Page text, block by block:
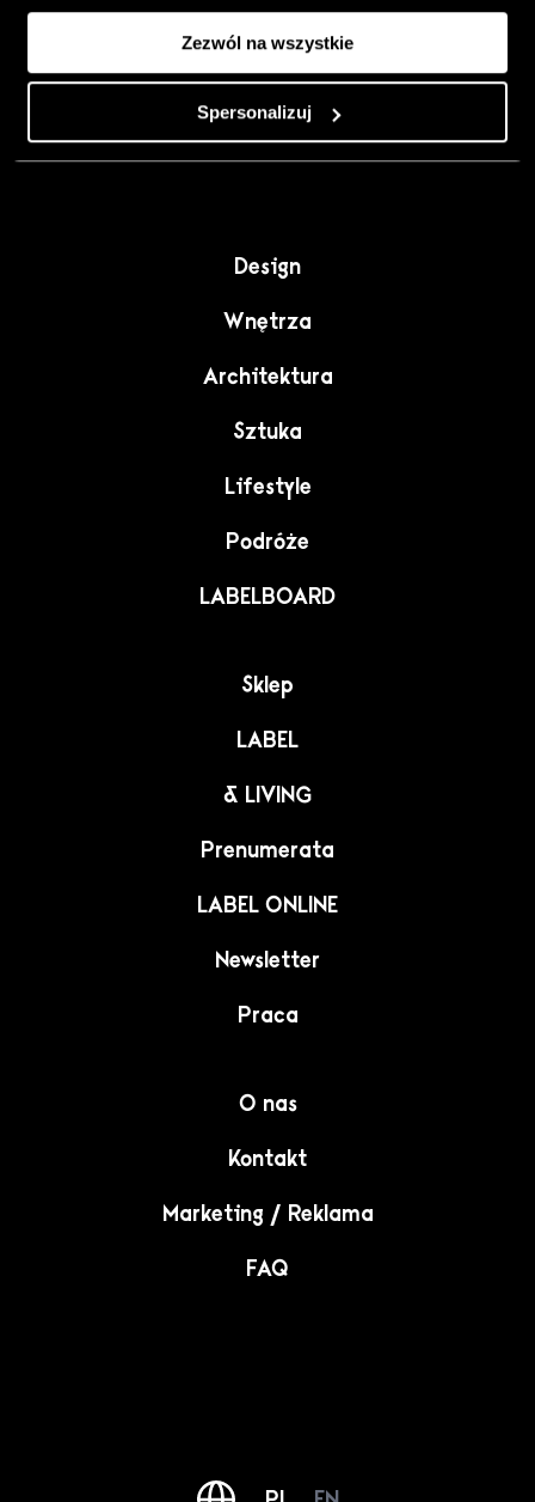
Zezwól na wszystkie
Spersonalizuj
rzemiosło jako
punkt wyjścia
do wnętrz
pełnych
charakteru”.
Design
Wnętrza
Architektura
Sztuka
Lifestyle
Podróże
LABELBOARD
Sklep
LABEL
& LIVING
Prenumerata
LABEL ONLINE
Newsletter
Praca
O nas
Kontakt
Marketing / Reklama
FAQ